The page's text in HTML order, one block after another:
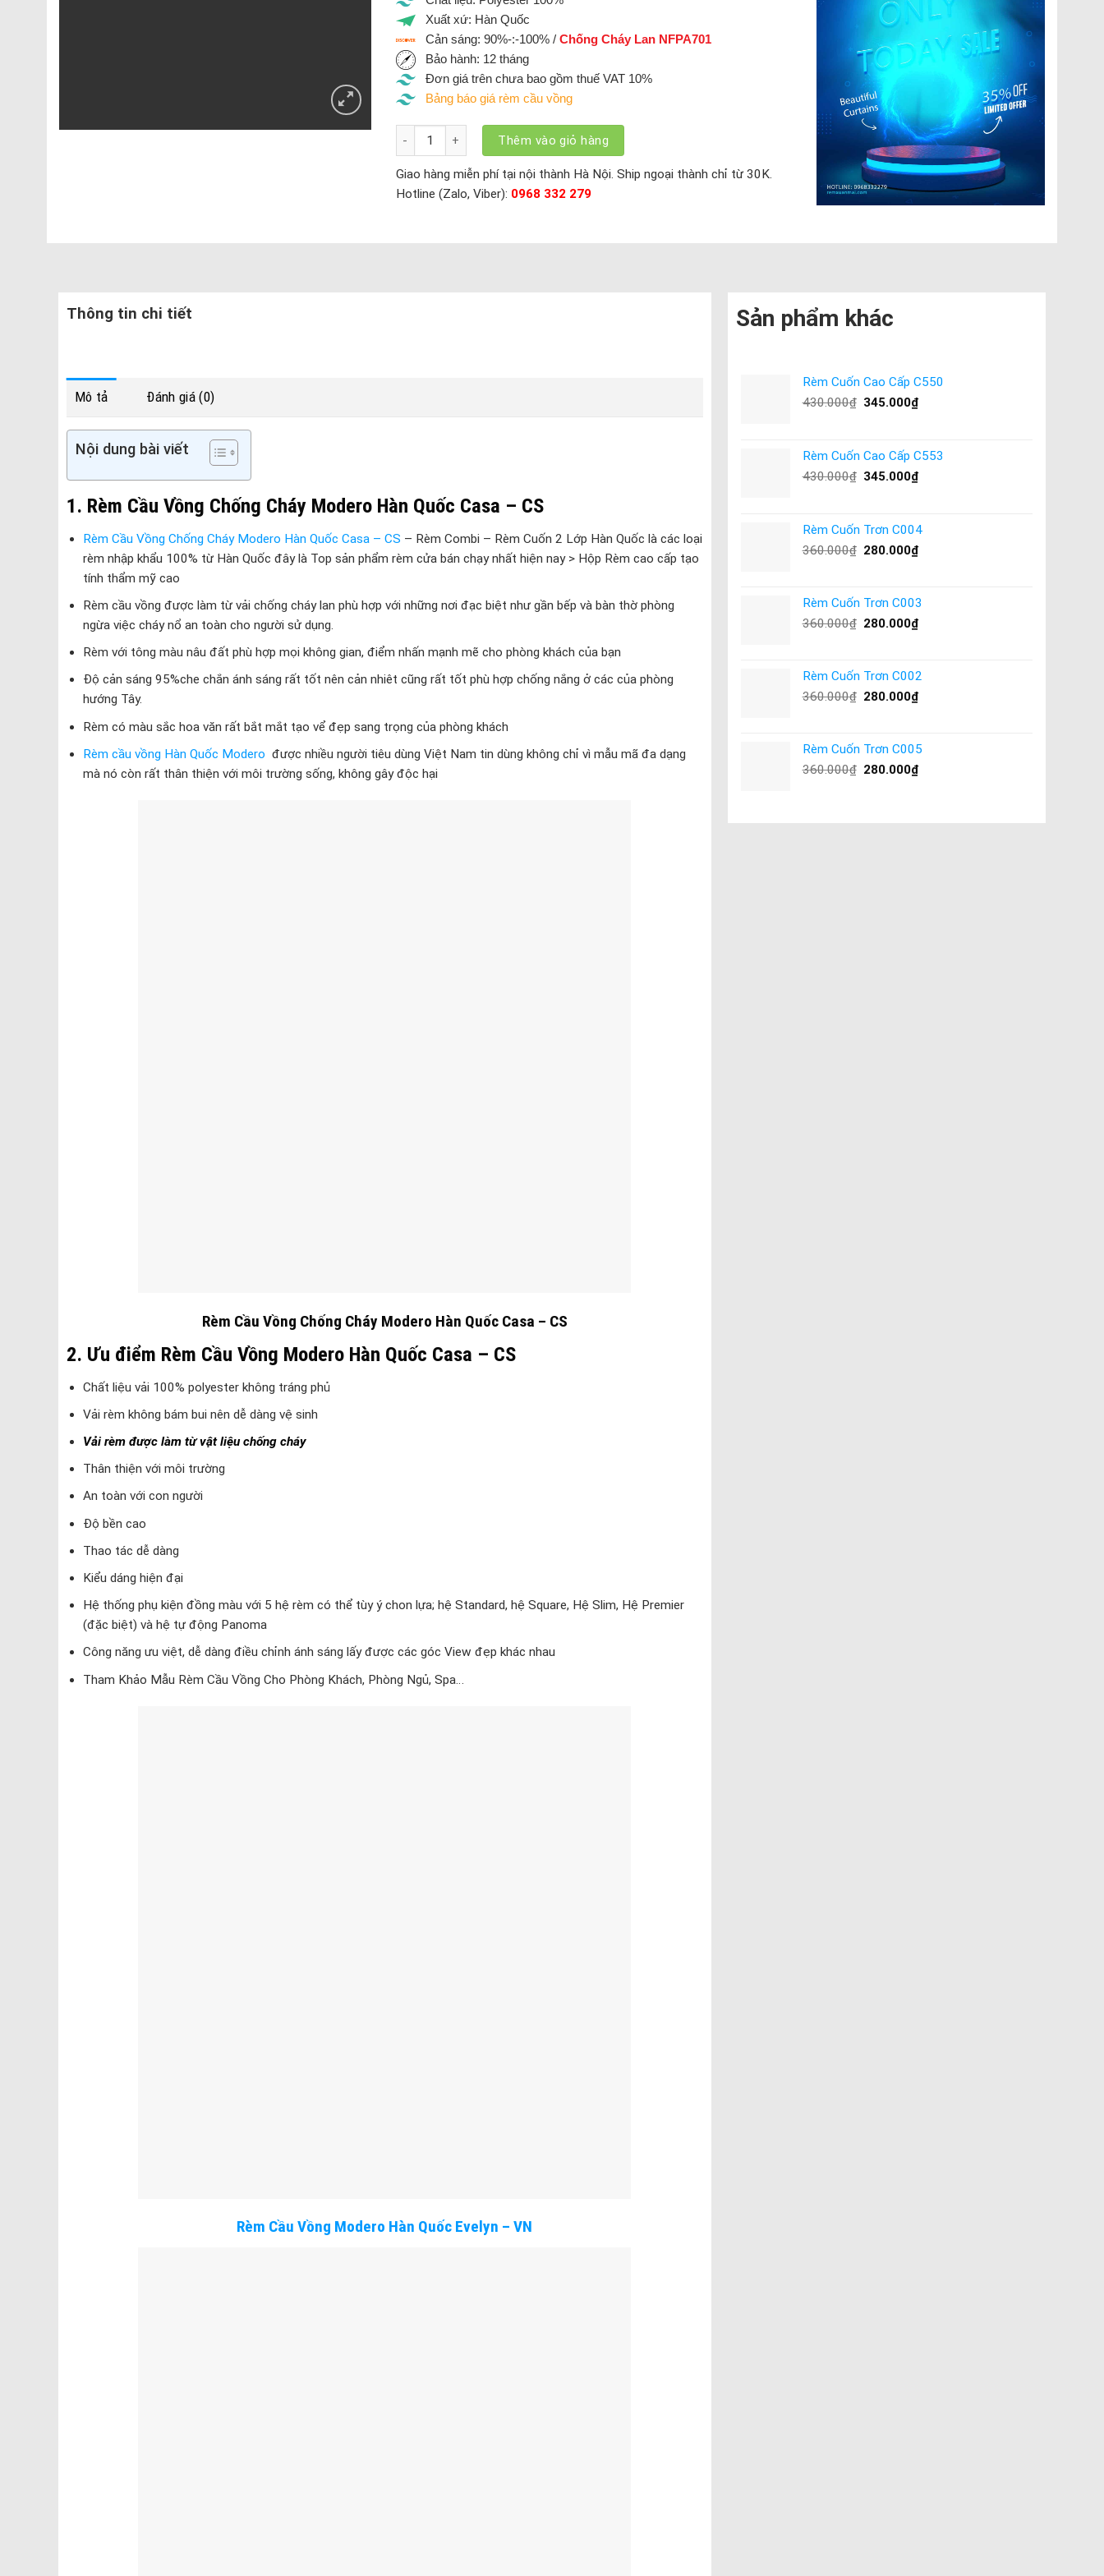
Xuất xứ: Hàn Quốc
Cản sáng: 90%-:-100% / Chống Cháy Lan NFPA701
Bảo hành: 12 tháng
Đơn giá trên chưa bao gồm thuế VAT 10%
Bảng báo giá rèm cầu vồng
Rèm Cầu Vồng Chống Cháy Modero Hàn Quốc Casa - CS số lượng
Thêm vào giỏ hàng
Giao hàng miễn phí tại nội thành Hà Nội. Ship ngoại thành chỉ từ 30K.
Hotline (Zalo, Viber): 0968 332 279
Thông tin chi tiết
Mô tả Đánh giá (0)
Nội dung bài viết
1. Rèm Cầu Vồng Chống Cháy Modero Hàn Quốc Casa – CS
Rèm Cầu Vồng Chống Cháy Modero Hàn Quốc Casa – CS – Rèm Combi – Rèm Cuốn 2 Lớp Hàn Quốc là các loại
rèm nhập khẩu 100% từ Hàn Quốc đây là Top sản phẩm rèm cửa bán chạy nhất hiện nay > Hộp Rèm cao cấp tạo
tính thẩm mỹ cao
Rèm cầu vồng được làm từ vải chống cháy lan phù hợp với những nơi đạc biệt như gần bếp và bàn thờ phòng
ngừa việc cháy nổ an toàn cho người sử dụng.
Rèm với tông màu nâu đất phù hợp mọi không gian, điểm nhấn mạnh mẽ cho phòng khách của bạn
Độ cản sáng 95%che chắn ánh sáng rất tốt nên cản nhiêt cũng rất tốt phù hợp chống nắng ở các của phòng
hướng Tây.
Rèm có màu sắc hoa văn rất bắt mắt tạo vể đẹp sang trọng của phòng khách
Rèm cầu vồng Hàn Quốc Modero được nhiều người tiêu dùng Việt Nam tin dùng không chỉ vì mẫu mã đa dạng
mà nó còn rất thân thiện với môi trường sống, không gây độc hại
Rèm Cầu Vồng Chống Cháy Modero Hàn Quốc Casa – CS
2. Ưu điểm Rèm Cầu Vồng Modero Hàn Quốc Casa – CS
Chất liệu vải 100% polyester không tráng phủ
Vải rèm không bám bui nên dễ dàng vệ sinh
Vải rèm được làm từ vật liệu chống cháy
Thân thiện với môi trường
An toàn với con người
Độ bền cao
Thao tác dễ dàng
Kiểu dáng hiện đại
Hệ thống phụ kiện đồng màu với 5 hệ rèm có thể tùy ý chon lựa; hệ Standard, hệ Square, Hệ Slim, Hệ Premier
(đặc biệt) và hệ tự động Panoma
Công năng ưu việt, dễ dàng điều chỉnh ánh sáng lấy được các góc View đẹp khác nhau
Tham Khảo Mẫu Rèm Cầu Vồng Cho Phòng Khách, Phòng Ngủ, Spa…
Rèm Cầu Vồng Modero Hàn Quốc Evelyn – VN
Sản phẩm khác
Rèm Cuốn Cao Cấp C550
430.000₫ 345.000₫
Rèm Cuốn Cao Cấp C553
430.000₫ 345.000₫
Rèm Cuốn Trơn C004
360.000₫ 280.000₫
Rèm Cuốn Trơn C003
360.000₫ 280.000₫
Rèm Cuốn Trơn C002
360.000₫ 280.000₫
Rèm Cuốn Trơn C005
360.000₫ 280.000₫